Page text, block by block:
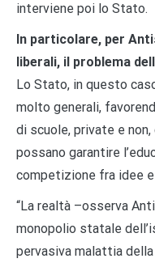
interviene poi lo Stato.
In particolare, per
liberali, il problema
Lo Stato, in questo
molto generali,
di scuole, private e
possano garantire
competizione fra idee
“La realtà –osserva
monopolio statale
pervasiva malattia